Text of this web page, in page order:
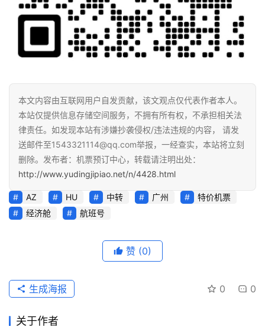
本文内容由互联网用户自发贡献，该文观点仅代表作者本人。
本站仅提供信息存储空间服务，不拥有所有权，不承担相关法
律责任。如发现本站有涉嫌抄袭侵权/违法违规的内容， 请发
送邮件至1543321114@qq.com举报，一经查实，本站将立刻
删除。发布者：机票预订中心，转载请注明出处：
http://www.yudingjipiao.net/n/4428.html
AZ HU 中转 广州
特价机票
经济舱
航班号
赞 (0)
0 0
生成海报
关于作者